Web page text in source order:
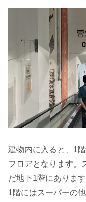
建物内に入ると、1
フロアとなります。
だ地下1階にありま
1階にはスーパーの